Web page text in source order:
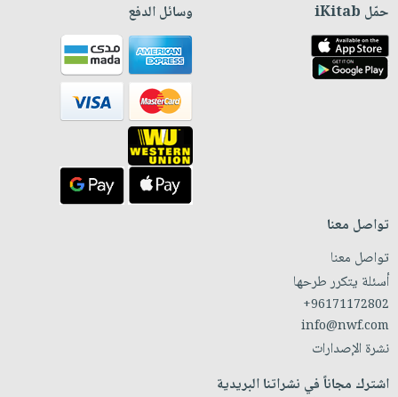
حمّل iKitab وسائل الدفع
تواصل معنا
تواصل معنا
أسئلة يتكرر طرحها
+96171172802
info@nwf.com
نشرة الإصدارات
اشترك مجاناً في نشراتنا البريدية